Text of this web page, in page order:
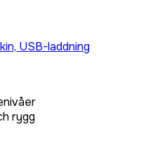
USB-laddning
rygg